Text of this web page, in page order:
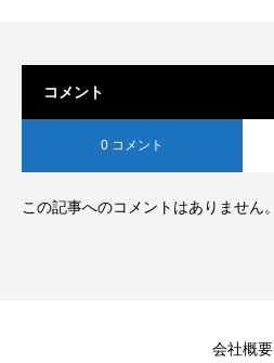
コメント
0 コメント
この記事へのコメントはありません。
会社概要